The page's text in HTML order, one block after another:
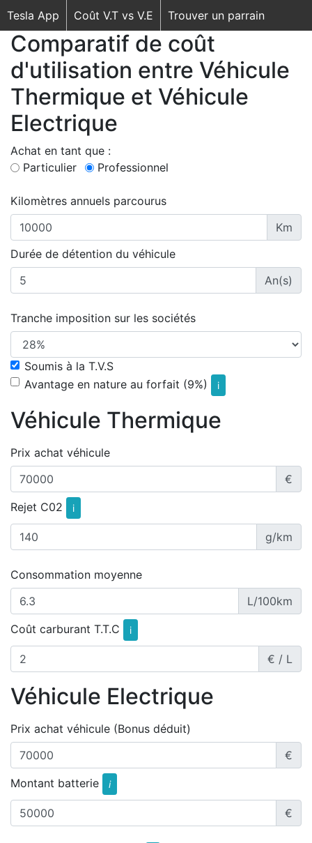
Tesla App Coût V.T vs V.E Trouver un parrain
Comparatif de coût
d'utilisation entre Véhicule
Thermique et Véhicule
Electrique
Achat en tant que :
Particulier
Professionnel
Kilomètres annuels parcourus
Km
Durée de détention du véhicule
An(s)
Tranche imposition sur les sociétés
Soumis à la T.V.S
Avantage en nature au forfait (9%)
i
Véhicule Thermique
Prix achat véhicule
€
Rejet C02
i
g/km
Consommation moyenne
L/100km
Coût carburant T.T.C
i
€ / L
Véhicule Electrique
Prix achat véhicule (Bonus déduit)
€
Montant batterie
i
€